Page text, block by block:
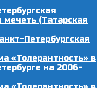
мечеть (Татарская
Петербургская
«Толерантность» в
на 2006-